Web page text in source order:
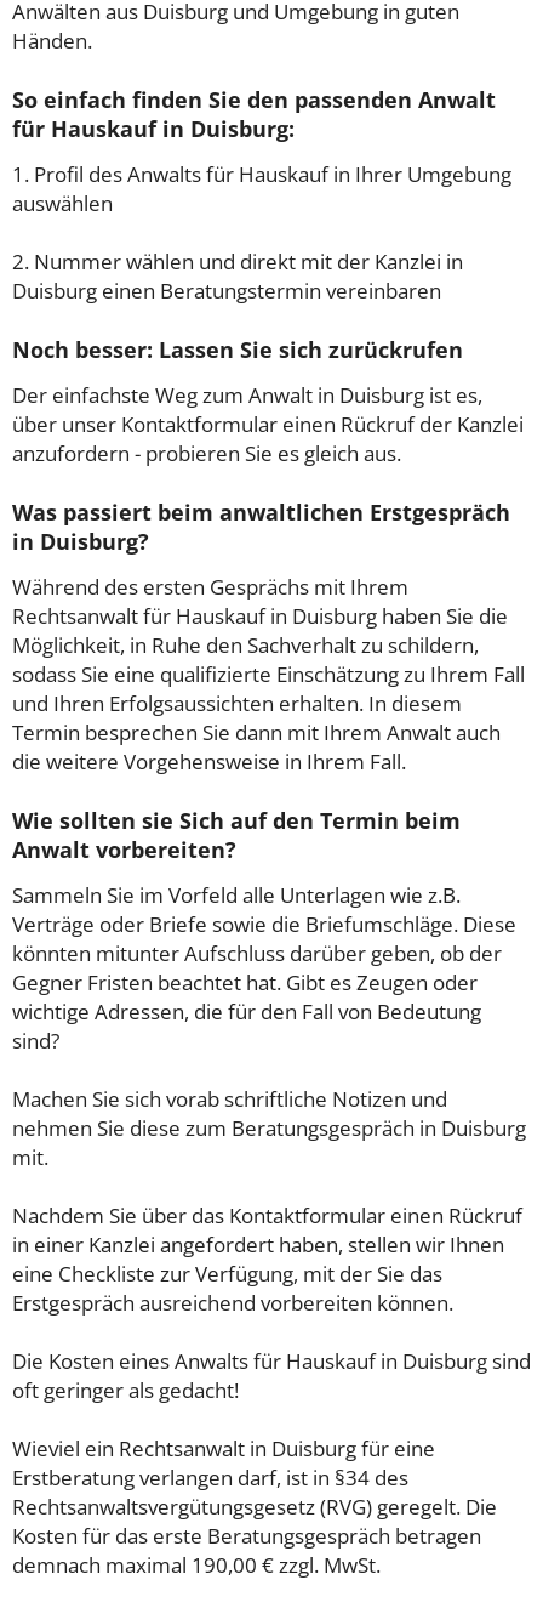
Anwälten aus Duisburg und Umgebung in guten
Händen.
So einfach finden Sie den passenden Anwalt
für Hauskauf in Duisburg:
1. Profil des Anwalts für Hauskauf in Ihrer Umgebung
auswählen
2. Nummer wählen und direkt mit der Kanzlei in
Duisburg einen Beratungstermin vereinbaren
Noch besser: Lassen Sie sich zurückrufen
Der einfachste Weg zum Anwalt in Duisburg ist es,
über unser Kontaktformular einen Rückruf der Kanzlei
anzufordern - probieren Sie es gleich aus.
Was passiert beim anwaltlichen Erstgespräch
in Duisburg?
Während des ersten Gesprächs mit Ihrem
Rechtsanwalt für Hauskauf in Duisburg haben Sie die
Möglichkeit, in Ruhe den Sachverhalt zu schildern,
sodass Sie eine qualifizierte Einschätzung zu Ihrem Fall
und Ihren Erfolgsaussichten erhalten. In diesem
Termin besprechen Sie dann mit Ihrem Anwalt auch
die weitere Vorgehensweise in Ihrem Fall.
Wie sollten sie Sich auf den Termin beim
Anwalt vorbereiten?
Sammeln Sie im Vorfeld alle Unterlagen wie z.B.
Verträge oder Briefe sowie die Briefumschläge. Diese
könnten mitunter Aufschluss darüber geben, ob der
Gegner Fristen beachtet hat. Gibt es Zeugen oder
wichtige Adressen, die für den Fall von Bedeutung
sind?
Machen Sie sich vorab schriftliche Notizen und
nehmen Sie diese zum Beratungsgespräch in Duisburg
mit.
Nachdem Sie über das Kontaktformular einen Rückruf
in einer Kanzlei angefordert haben, stellen wir Ihnen
eine Checkliste zur Verfügung, mit der Sie das
Erstgespräch ausreichend vorbereiten können.
Die Kosten eines Anwalts für Hauskauf in Duisburg sind
oft geringer als gedacht!
Wieviel ein Rechtsanwalt in Duisburg für eine
Erstberatung verlangen darf, ist in §34 des
Rechtsanwaltsvergütungsgesetz (RVG) geregelt. Die
Kosten für das erste Beratungsgespräch betragen
demnach maximal 190,00 € zzgl. MwSt.